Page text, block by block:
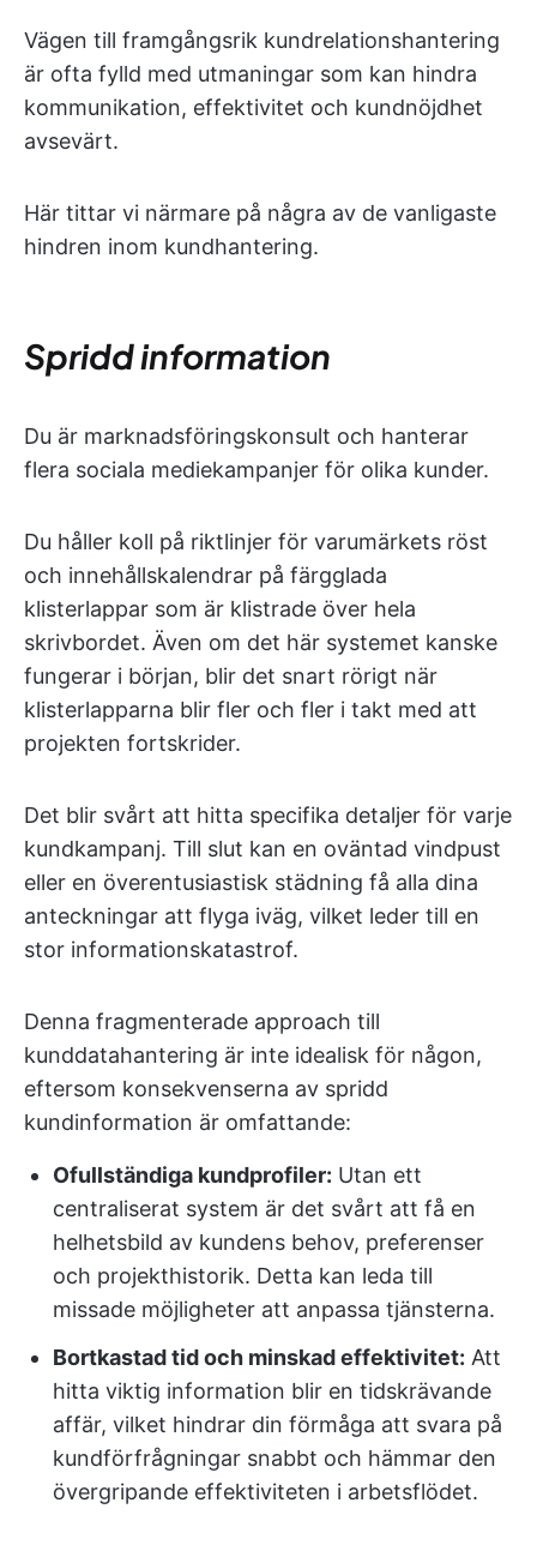
Vägen till framgångsrik kundrelationshantering
är ofta fylld med utmaningar som kan hindra
kommunikation, effektivitet och kundnöjdhet
avsevärt.
Här tittar vi närmare på några av de vanligaste
hindren inom kundhantering.
Spridd information
Du är marknadsföringskonsult och hanterar
flera sociala mediekampanjer för olika kunder.
Du håller koll på riktlinjer för varumärkets röst
och innehållskalendrar på färgglada
klisterlappar som är klistrade över hela
skrivbordet. Även om det här systemet kanske
fungerar i början, blir det snart rörigt när
klisterlapparna blir fler och fler i takt med att
projekten fortskrider.
Det blir svårt att hitta specifika detaljer för varje
kundkampanj. Till slut kan en oväntad vindpust
eller en överentusiastisk städning få alla dina
anteckningar att flyga iväg, vilket leder till en
stor informationskatastrof.
Denna fragmenterade approach till
kunddatahantering är inte idealisk för någon,
eftersom konsekvenserna av spridd
kundinformation är omfattande:
Ofullständiga kundprofiler: Utan ett
centraliserat system är det svårt att få en
helhetsbild av kundens behov, preferenser
och projekthistorik. Detta kan leda till
missade möjligheter att anpassa tjänsterna.
Bortkastad tid och minskad effektivitet: Att
hitta viktig information blir en tidskrävande
affär, vilket hindrar din förmåga att svara på
kundförfrågningar snabbt och hämmar den
övergripande effektiviteten i arbetsflödet.